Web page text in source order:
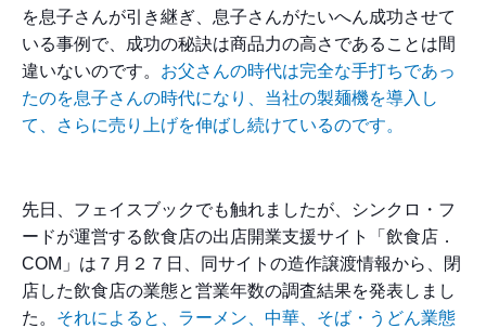
を息子さんが引き継ぎ、息子さんがたいへん成功させて
いる事例で、成功の秘訣は商品力の高さであることは間
違いないのです。 お父さんの時代は完全な手打ちであっ
たのを息子さんの時代になり、当社の製麺機を導入し
て、さらに売り上げを伸ばし続けているのです。
先日、フェイスブックでも触れましたが、シンクロ・フ
ー ドが運営する飲食店の出店開業支援サイト「飲食店．
COM」は７月２７日、同サイトの造作譲渡情報から、閉
店した飲食店の業態と営業年数の調査結果を発表しまし
た。 それによると、ラーメン、中華、そば・うどん業態